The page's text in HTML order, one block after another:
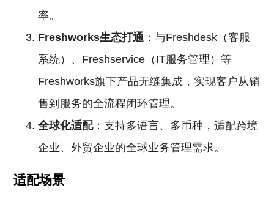
率。
Freshworks生态打通 ：与Freshdesk（客服
系统）、Freshservice（IT服务管理）等
Freshworks旗下产品无缝集成，实现客户从销
售到服务的全流程闭环管理。
全球化适配：支持多语言、多币种，适配跨境
企业、外贸企业的全球业务管理需求。
适配场景